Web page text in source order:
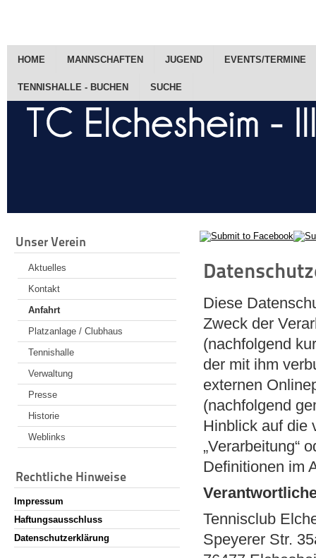
HOME MANNSCHAFTEN JUGEND EVENTS/TERMINE
TENNISHALLE - BUCHEN SUCHE
Unser Verein
Aktuelles
Kontakt
Anfahrt
Platzanlage / Clubhaus
Tennishalle
Verwaltung
Presse
Historie
Weblinks
Rechtliche Hinweise
Impressum
Haftungsausschluss
Datenschutzerklärung
Diese
Zweck der
(nachfolgend
der mit ihm
externen
(nachfolgend
Hinblick auf die
„Verarbeitung“
Definitionen im
Tennisclub
Speyerer Str.